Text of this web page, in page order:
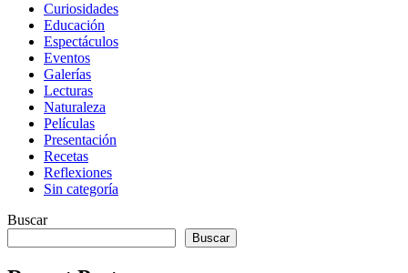
Curiosidades
Educación
Espectáculos
Eventos
Galerías
Lecturas
Naturaleza
Películas
Presentación
Recetas
Reflexiones
Sin categoría
Buscar
Buscar